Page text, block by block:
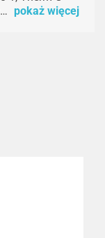
pokaż więcej